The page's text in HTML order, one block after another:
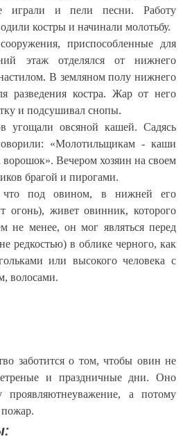
играли и пели песни. Работу
костры и начинали молотьбу.
приспособленные для
этаж отделялся от нижнего
В земляном полу нижнего
разведения костра. Жар от него
и подсушивал снопы.
угощали овсяной кашей. Садясь
«Молотильщикам - каши
ворошок». Вечером хозяин на своем
брагой и пирогами.
под овином, в нижней его
огонь), живет овинник, которого
не менее, он мог являться перед
редкостью) в облике черного, как
или высокого человека с
волосами.
заботится о том, чтобы овин не
и праздничные дни. Оно
проявляютнеуважение, а потому
пожар.